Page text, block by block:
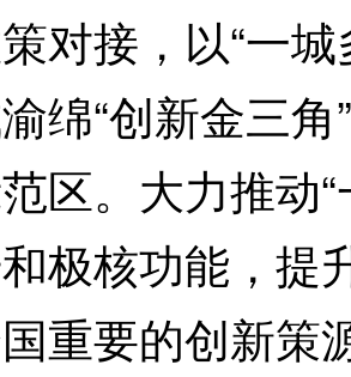
对接，以“一
绵“创新金三
区。大力推动
极核功能，提
重要的创新策